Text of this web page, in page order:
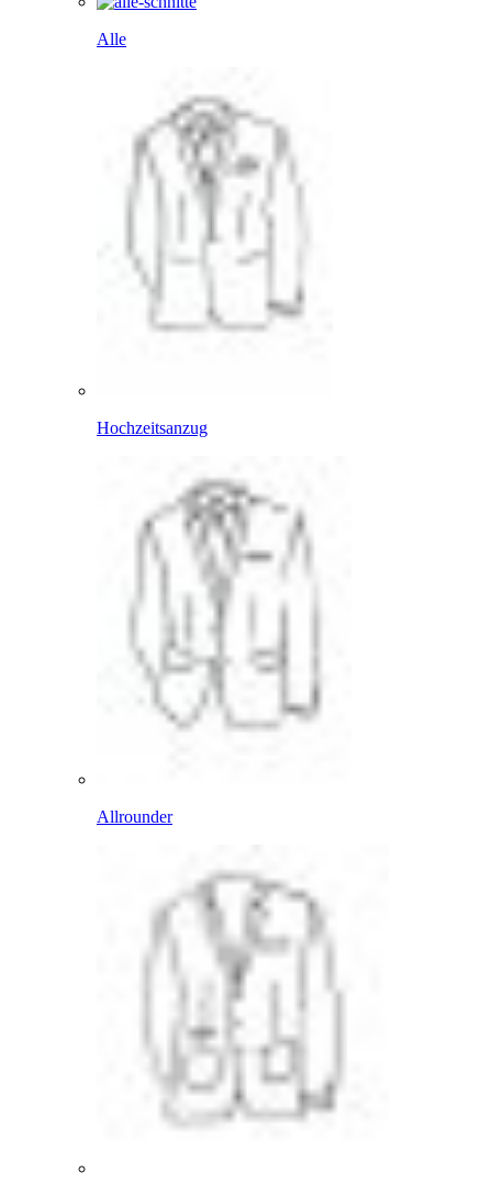
Alle
Hochzeitsanzug
Allrounder